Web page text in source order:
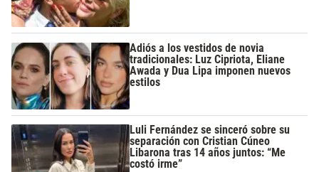
Adiós a los vestidos de novia
tradicionales: Luz Cipriota, Eliane
Awada y Dua Lipa imponen nuevos
estilos
Luli Fernández se sinceró sobre su
separación con Cristian Cúneo
Libarona tras 14 años juntos: “Me
costó irme”